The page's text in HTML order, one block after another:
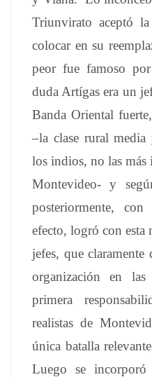
Triunvirato aceptó
colocar en su
peor fue famoso
duda Artígas era un
Banda Oriental
–la clase rural
los indios, no las más
Montevideo- y
posteriormente,
efecto, logró con esta
jefes, que
organización en
primera
realistas de
única batalla
Luego se incorporó